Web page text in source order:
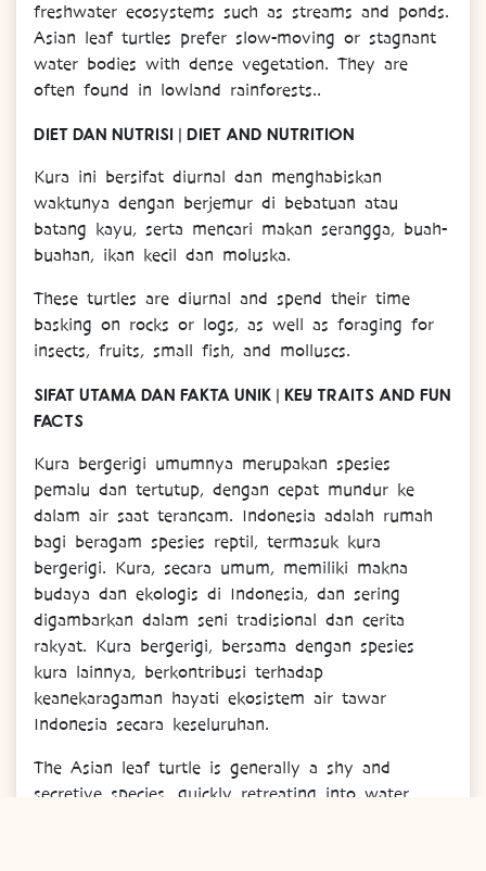
freshwater ecosystems such as streams and ponds.
Asian leaf turtles prefer slow-moving or stagnant
water bodies with dense vegetation. They are
often found in lowland rainforests..
DIET DAN NUTRISI | DIET AND NUTRITION
Kura ini bersifat diurnal dan menghabiskan
waktunya dengan berjemur di bebatuan atau
batang kayu, serta mencari makan serangga, buah-
buahan, ikan kecil dan moluska.
These turtles are diurnal and spend their time
basking on rocks or logs, as well as foraging for
insects, fruits, small fish, and molluscs.
SIFAT UTAMA DAN FAKTA UNIK | KEY TRAITS AND FUN
FACTS
Kura bergerigi umumnya merupakan spesies
pemalu dan tertutup, dengan cepat mundur ke
dalam air saat terancam. Indonesia adalah rumah
bagi beragam spesies reptil, termasuk kura
bergerigi. Kura, secara umum, memiliki makna
budaya dan ekologis di Indonesia, dan sering
digambarkan dalam seni tradisional dan cerita
rakyat. Kura bergerigi, bersama dengan spesies
kura lainnya, berkontribusi terhadap
keanekaragaman hayati ekosistem air tawar
Indonesia secara keseluruhan.
The Asian leaf turtle is generally a shy and
secretive species, quickly retreating into water